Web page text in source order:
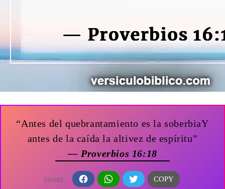
“Antes del quebrantamiento es la soberbiaY
antes de la caída la altivez de espíritu”
— Proverbios 16:18